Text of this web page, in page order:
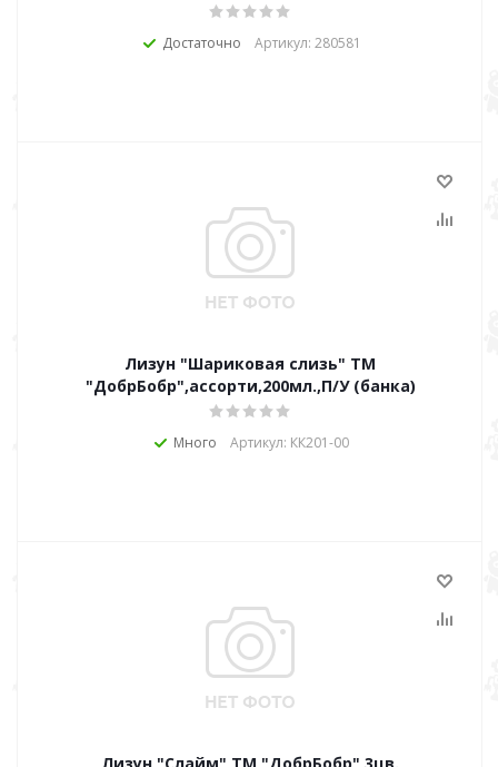
Достаточно Артикул: 280581
Лизун "Шариковая слизь" ТМ
"ДобрБобр",ассорти,200мл.,П/У (банка)
Много Артикул: КК201-00